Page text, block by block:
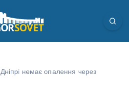
немає опалення через